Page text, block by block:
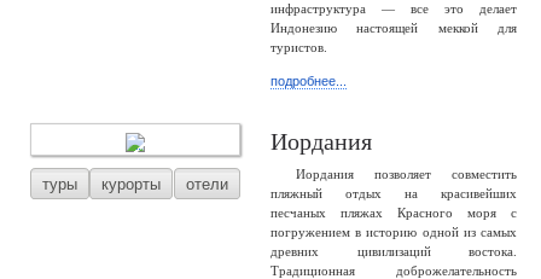
инфраструктура — все это делает
Индонезию настоящей меккой для
туристов.
подробнее...
туры курорты отели
Иордания
Иордания позволяет совместить
пляжный отдых на красивейших
песчаных пляжах Красного моря с
погружением в историю одной из самых
древних цивилизаций востока.
Традиционная доброжелательность